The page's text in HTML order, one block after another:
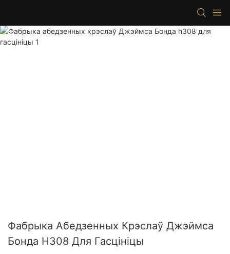
Фабрыка Абедзенных Крэслаў Джэймса
Бонда H308 Для Гасцініцы